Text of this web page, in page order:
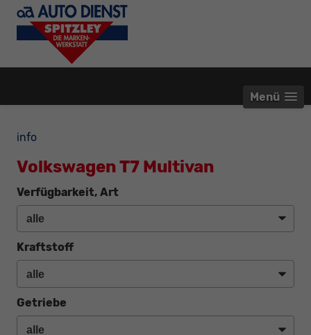
Menü
info
Volkswagen T7 Multivan
Verfügbarkeit, Art
Kraftstoff
Getriebe